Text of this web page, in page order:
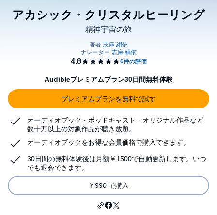
アカシック・クリスタルヒーリング
精神宇宙の旅
Audibleプレミアムプラン30日間無料体験
プレミアムプランを無料で試す
オーディオブック・ポッドキャスト・オリジナル作品など
数十万以上の対象作品が聴き放題。
オーディオブックをお得な会員価格で購入できます。
30日間の無料体験後は月額￥1500で自動更新します。いつ
でも退会できます。
￥990 で購入